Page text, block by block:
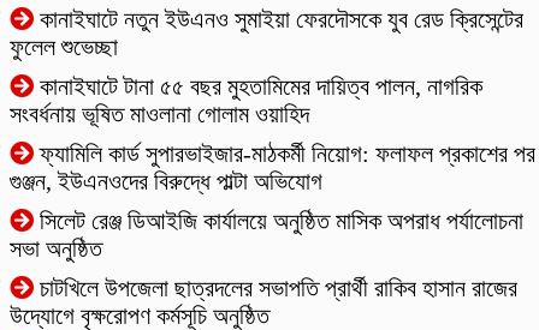
কানাইঘাটে নতুন ইউএনও সুমাইয়া ফেরদৌসকে যুব রেড ক্রিসেন্টের
ফুলেল শুভেচ্ছা
কানাইঘাটে টানা ৫৫ বছর মুহতামিমের দায়িত্ব পালন, নাগরিক
সংবর্ধনায় ভূষিত মাওলানা গোলাম ওয়াহিদ
ফ্যামিলি কার্ড সুপারভাইজার-মাঠকর্মী নিয়োগ: ফলাফল প্রকাশের পর
গুঞ্জন, ইউএনওদের বিরুদ্ধে পাল্টা অভিযোগ
‎সিলেট রেঞ্জ ডিআইজি কার্যালয়ে অনুষ্ঠিত মাসিক অপরাধ পর্যালোচনা
সভা অনুষ্ঠিত
চাটখিলে উপজেলা ছাত্রদলের সভাপতি প্রার্থী রাকিব হাসান রাজের
উদ্যোগে বৃক্ষরোপণ কর্মসূচি অনুষ্ঠিত